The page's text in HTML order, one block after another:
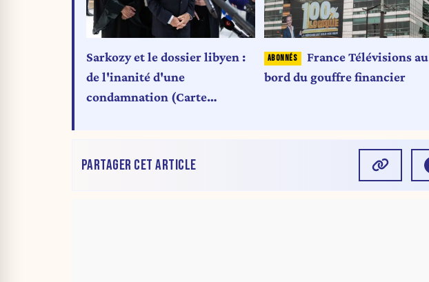
Sarkozy et le dossier libyen :
de l'inanité d'une
condamnation (Carte
France Télévisions au
bord du gouffre financier
PARTAGER CET ARTICLE